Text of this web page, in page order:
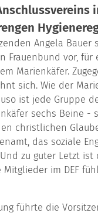
Angela
Frauenbund vor,
Marienkäfer.
sich. Wie der
ist jede Gruppe
sechs Beine -
christlichen
das soziale
zu guter Letzt
Mitglieder im DEF
führte die